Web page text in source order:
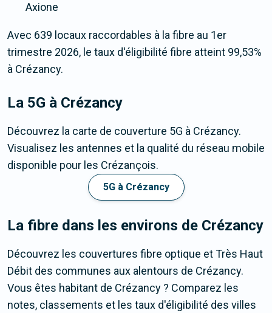
Axione
Avec 639 locaux raccordables à la fibre au 1er
trimestre 2026, le taux d'éligibilité fibre atteint 99,53%
à Crézancy.
La 5G à Crézancy
Découvrez la carte de couverture 5G à Crézancy.
Visualisez les antennes et la qualité du réseau mobile
disponible pour les Crézançois.
5G à Crézancy
La fibre dans les environs de Crézancy
Découvrez les couvertures fibre optique et Très Haut
Débit des communes aux alentours de Crézancy.
Vous êtes habitant de Crézancy ? Comparez les
notes, classements et les taux d'éligibilité des villes